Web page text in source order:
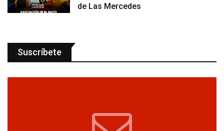
de Las Mercedes
Suscríbete